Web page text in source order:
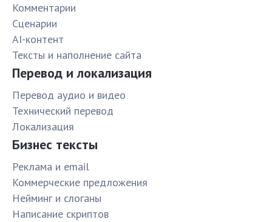
Комментарии
Сценарии
AI-контент
Тексты и наполнение сайта
Перевод и локализация
Перевод аудио и видео
Технический перевод
Локализация
Бизнес тексты
Реклама и email
Коммерческие предложения
Нейминг и слоганы
Написание скриптов